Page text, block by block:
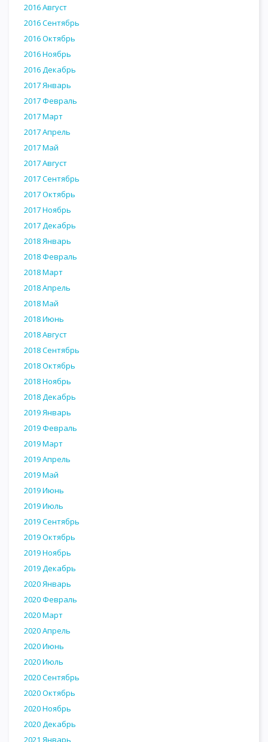
2016 Август
2016 Сентябрь
2016 Октябрь
2016 Ноябрь
2016 Декабрь
2017 Январь
2017 Февраль
2017 Март
2017 Апрель
2017 Май
2017 Август
2017 Сентябрь
2017 Октябрь
2017 Ноябрь
2017 Декабрь
2018 Январь
2018 Февраль
2018 Март
2018 Апрель
2018 Май
2018 Июнь
2018 Август
2018 Сентябрь
2018 Октябрь
2018 Ноябрь
2018 Декабрь
2019 Январь
2019 Февраль
2019 Март
2019 Апрель
2019 Май
2019 Июнь
2019 Июль
2019 Сентябрь
2019 Октябрь
2019 Ноябрь
2019 Декабрь
2020 Январь
2020 Февраль
2020 Март
2020 Апрель
2020 Июнь
2020 Июль
2020 Сентябрь
2020 Октябрь
2020 Ноябрь
2020 Декабрь
2021 Январь